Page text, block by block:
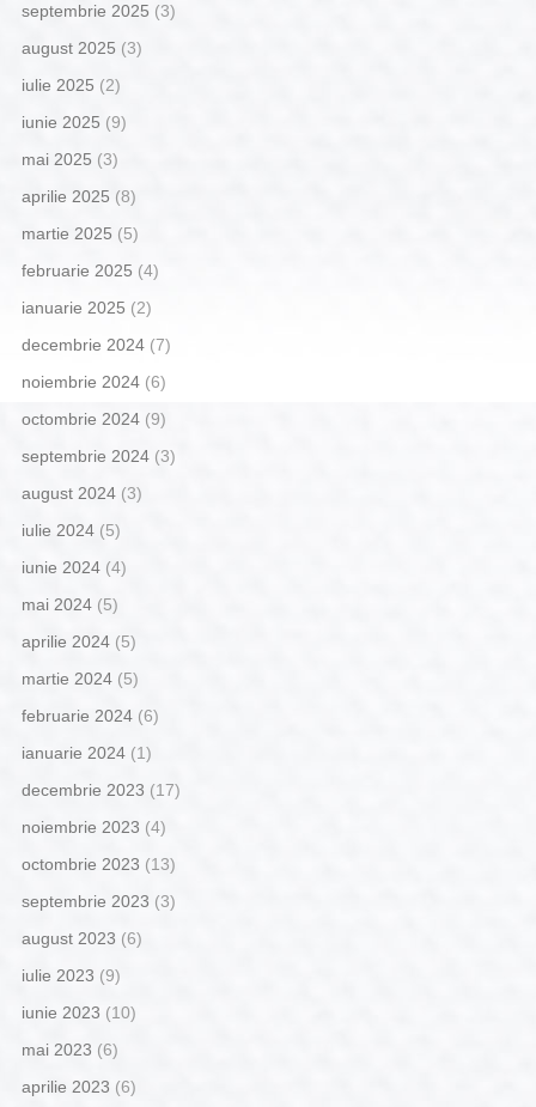
septembrie 2025 (3)
august 2025 (3)
iulie 2025 (2)
iunie 2025 (9)
mai 2025 (3)
aprilie 2025 (8)
martie 2025 (5)
februarie 2025 (4)
ianuarie 2025 (2)
decembrie 2024(7)
noiembrie 2024(6)
octombrie 2024(9)
septembrie 2024(3)
august 2024(3)
iulie 2024(5)
iunie 2024(4)
mai 2024(5)
aprilie 2024(5)
martie 2024(5)
februarie 2024(6)
ianuarie 2024(1)
decembrie 2023 (17)
noiembrie 2023 (4)
octombrie 2023 (13)
septembrie 2023 (3)
august 2023 (6)
iulie 2023 (9)
iunie 2023 (10)
mai 2023 (6)
aprilie 2023 (6)